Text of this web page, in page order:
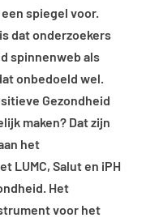
spiegel voor.
dat onderzoekers
spinnenweb als
onbedoeld wel.
Gezondheid
maken? Dat zijn
het
LUMC, Salut en iPH
Het
voor het